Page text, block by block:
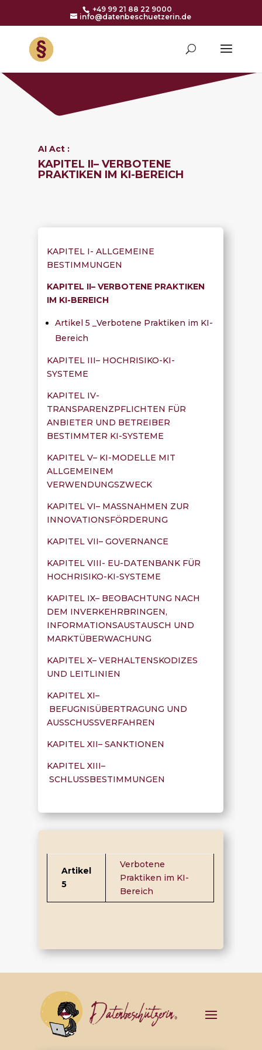
+49 99 21 88 22 9000
info@datenbeschuetzerin.de
AI Act :
KAPITEL II– VERBOTENE
PRAKTIKEN IM KI-BEREICH
KAPITEL I- ALLGEMEINE
BESTIMMUNGEN
KAPITEL II– VERBOTENE PRAKTIKEN
IM KI-BEREICH
Artikel 5 _Verbotene Praktiken im KI-
Bereich
KAPITEL III– HOCHRISIKO-KI-
SYSTEME
KAPITEL IV-
TRANSPARENZPFLICHTEN FÜR
ANBIETER UND BETREIBER
BESTIMMTER KI-SYSTEME
KAPITEL V– KI-MODELLE MIT
ALLGEMEINEM
VERWENDUNGSZWECK
KAPITEL VI– MASSNAHMEN ZUR
INNOVATIONSFÖRDERUNG
KAPITEL VII– GOVERNANCE
KAPITEL VIII- EU-DATENBANK FÜR
HOCHRISIKO-KI-SYSTEME
KAPITEL IX– BEOBACHTUNG NACH
DEM INVERKEHRBRINGEN,
INFORMATIONSAUSTAUSCH UND
MARKTÜBERWACHUNG
KAPITEL X– VERHALTENSKODIZES
UND LEITLINIEN
KAPITEL XI–
BEFUGNISÜBERTRAGUNG UND
AUSSCHUSSVERFAHREN
KAPITEL XII– SANKTIONEN
KAPITEL XIII–
SCHLUSSBESTIMMUNGEN
Artikel
5
Verbotene
Praktiken im KI-
Bereich